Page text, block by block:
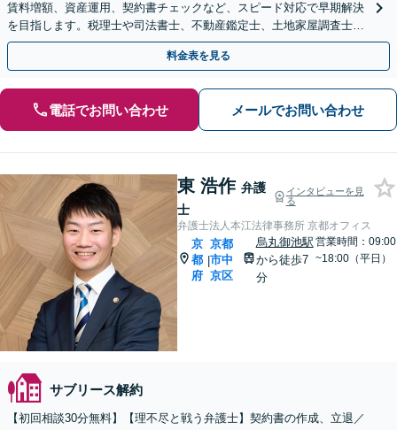
賃料増額、資産運用、契約書チェックなど、スピード対応で早期解決
を目指します。税理士や司法書士、不動産鑑定士、土地家屋調査士と
も連携【休日・夜間相談可】【京都市役所前駅5分】
料金表を見る
電話でお問い合わせ メールでお問い合わせ
東 浩作 弁護
士
インタビューを見
る
弁護士法人本江法律事務所 京都オフィス
京
都
府
|
京都
市中
京区
烏丸御池駅
から徒歩7
分
営業時間：09:00
~18:00（平日）
サブリース解約
【初回相談30分無料】【理不尽と戦う弁護士】契約書の作成、立退／